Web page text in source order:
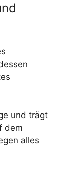
und trägt
dem
alles